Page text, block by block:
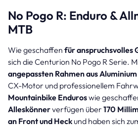
No Pogo R: Enduro &
MTB
Wie geschaffen für anspruchsvolles
sich die Centurion No Pogo R Serie.
angepassten Rahmen aus
CX-Motor und professionellem
Mountainbike Enduroswie
Alleskönnerverfügen über 170
an Front und Heck und haben sich